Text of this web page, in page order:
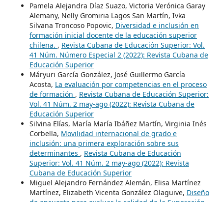
Pamela Alejandra Díaz Suazo, Victoria Verónica Garay
Alemany, Nelly Gromiria Lagos San Martín, Ivka
Silvana Troncoso Popovic, Diversidad e inclusión en
formación inicial docente de la educación superior
chilena. , Revista Cubana de Educación Superior: Vol.
41 Núm. Número Especial 2 (2022): Revista Cubana de
Educación Superior
Máryuri García González, José Guillermo García
Acosta, La evaluación por competencias en el proceso
de formación , Revista Cubana de Educación Superior:
Vol. 41 Núm. 2 may-ago (2022): Revista Cubana de
Educación Superior
Silvina Elías, María María Ibáñez Martín, Virginia Inés
Corbella, Movilidad internacional de grado e
inclusión: una primera exploración sobre sus
determinantes , Revista Cubana de Educación
Superior: Vol. 41 Núm. 2 may-ago (2022): Revista
Cubana de Educación Superior
Miguel Alejandro Fernández Alemán, Elisa Martínez
Martínez, Elizabeth Vicenta González Olaguive, Diseño